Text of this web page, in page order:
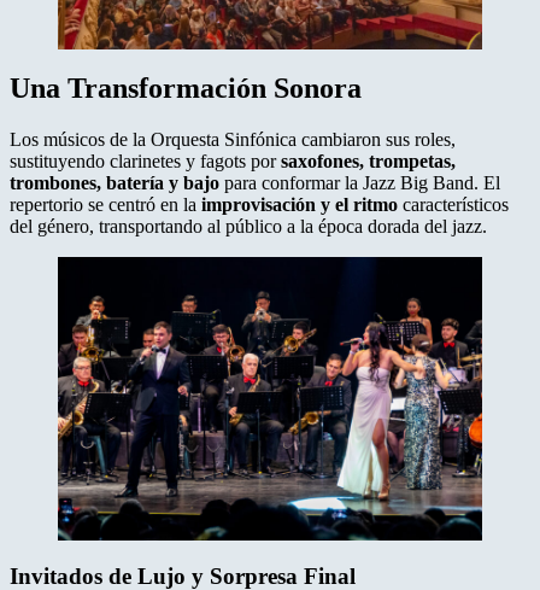
Una Transformación Sonora
Los músicos de la Orquesta Sinfónica cambiaron sus roles,
sustituyendo clarinetes y fagots porsaxofones, trompetas,
trombones, batería y bajo para conformar la Jazz Big Band. El
repertorio se centró en la improvisación y el ritmo característicos
del género, transportando al público a la época dorada del jazz.
Invitados de Lujo y Sorpresa Final